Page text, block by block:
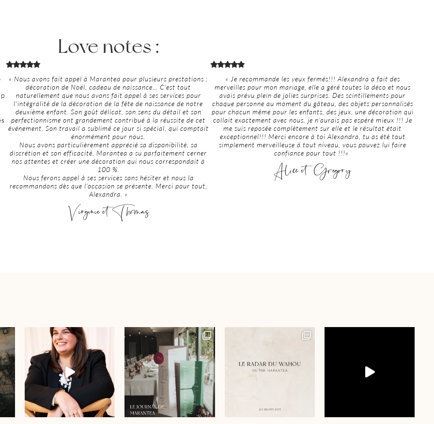
Love notes :
« Nous avons fait appel à Marantea pour plusieurs prestations :
décoration de Noël, cadeau de naissance… C’est tout
naturellement que nous avons fait appel à ses services pour
l’intégralité de la décoration de la fête de naissance de notre
deuxième enfant. Son goût délicat, son sens du détail et son
perfectionnisme ont grandement contribué à la réussite de cet
événement. Son travail a sublimé ce jour si spécial, qui comptait
énormément pour nous.
Nous avons particulièrement apprécié sa disponibilité, sa
discrétion et son efficacité. Marantea a su parfaitement cerner
nos attentes et créer une décoration qui nous correspondait à
100 %.
Nous ferons appel à ses services sans hésiter et nous la
recommandons dès que l’occasion se présente. Merci pour tout,
Alexandra. »
Virginie et Thomas
« Je recommande les yeux fermés!!! Alexandra a fait des
merveilles pour mon mariage, elle a géré toutes la déco et nous
avais prévu plein de jolies surprises. Des scintillements pour
chaque personne au moment du gâteau, des objets personnalisés
pour chacun même pour les enfants, des jeux, une décoration qui
collait exactement avec nous, je n’aurais pas espéré mieux !!! Je
me suis reposée complètement sur elle et le résultat était
exceptionnel!!! Merci encore à toi Alexandra, tu as été tout
simplement merveilleuse à tout niveau, vous pouvez lui faire
confiance pour tout !!!«
Alice et Gregory